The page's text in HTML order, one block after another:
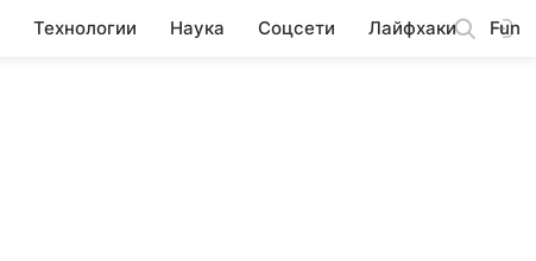
Технологии Наука Соцсети Лайфхаки Fun